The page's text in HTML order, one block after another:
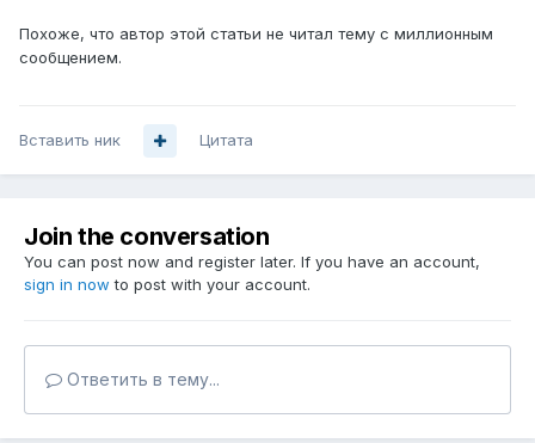
Похоже, что автор этой статьи не читал тему с миллионным
сообщением.
Вставить ник Цитата
Join the conversation
You can post now and register later. If you have an account,
sign in now to post with your account.
Ответить в тему...